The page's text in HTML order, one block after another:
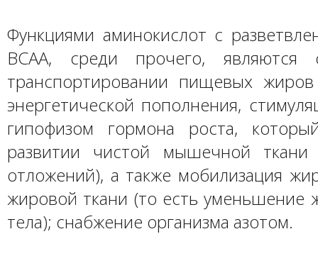
Функциями аминокислот с
BCAA, среди прочего, являются
транспортировании пищевых
энергетической пополнения,
гипофизом гормона роста,
развитии чистой мышечной
отложений), а также мобилизация
жировой ткани (то есть уменьшение
тела); снабжение организма азотом.